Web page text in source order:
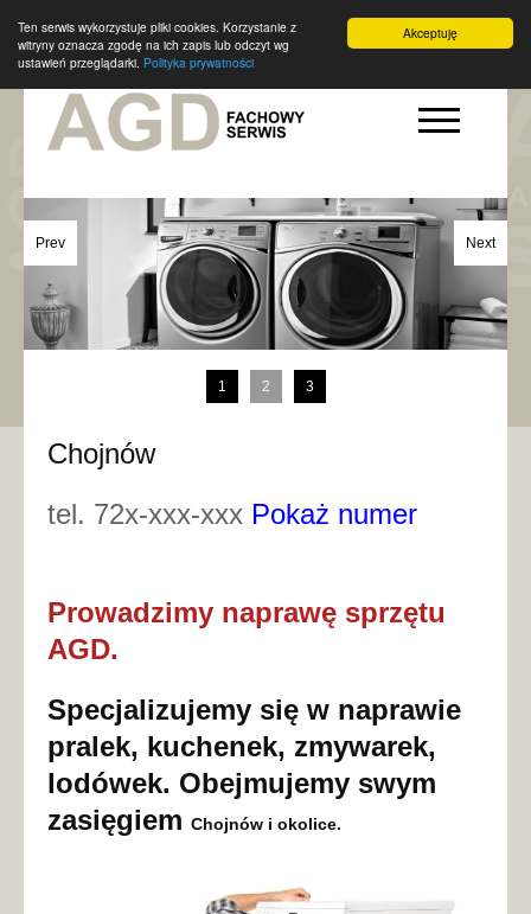
Akceptuję
Ten serwis wykorzystuje pliki cookies. Korzystanie z
witryny oznacza zgodę na ich zapis lub odczyt wg
ustawień przeglądarki. Polityka prywatności
Prev Next
1 2 3
Chojnów
tel. 72x-xxx-xxx Pokaż numer
Prowadzimy naprawę sprzętu
AGD.
Specjalizujemy się w naprawie
pralek, kuchenek, zmywarek,
lodówek. Obejmujemy swym
zasięgiem Chojnów i okolice.